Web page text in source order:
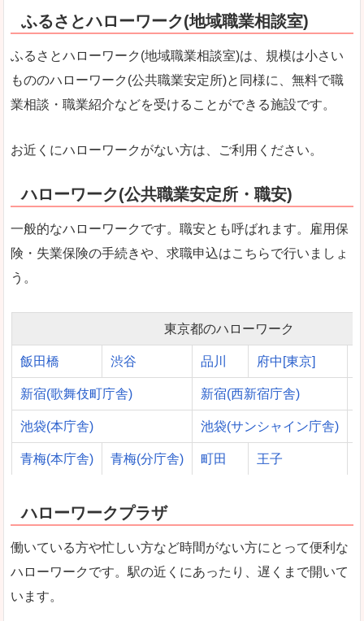
ふるさとハローワーク(地域職業相談室)
ふるさとハローワーク(地域職業相談室)は、規模は小さい
もののハローワーク(公共職業安定所)と同様に、無料で職
業相談・職業紹介などを受けることができる施設です。
お近くにハローワークがない方は、ご利用ください。
ハローワーク(公共職業安定所・職安)
一般的なハローワークです。職安とも呼ばれます。雇用保
険・失業保険の手続きや、求職申込はこちらで行いましょ
う。
東京都のハローワーク
飯田橋 渋谷 品川 府中[東京]
新宿(歌舞伎町庁舎) 新宿(西新宿庁舎)
池袋(本庁舎) 池袋(サンシャイン庁舎)
青梅(本庁舎) 青梅(分庁舎) 町田 王子
ハローワークプラザ
働いている方や忙しい方など時間がない方にとって便利な
ハローワークです。駅の近くにあったり、遅くまで開いて
います。